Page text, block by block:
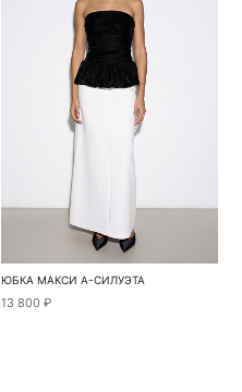
ЮБКА МАКСИ А-СИЛУЭТА
13 800 ₽